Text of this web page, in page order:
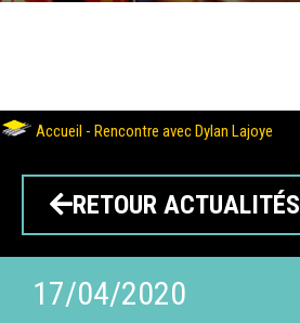
Accueil - Rencontre avec Dylan Lajoye
RETOUR ACTUALITÉS
17/04/2020